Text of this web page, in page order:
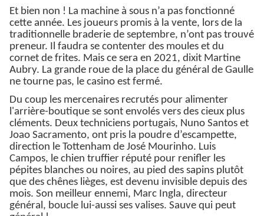
Et bien non ! La machine à sous n’a pas fonctionné
cette année. Les joueurs promis à la vente, lors de la
traditionnelle braderie de septembre, n’ont pas trouvé
preneur. Il faudra se contenter des moules et du
cornet de frites. Mais ce sera en 2021, dixit Martine
Aubry. La grande roue de la place du général de Gaulle
ne tourne pas, le casino est fermé.
Du coup les mercenaires recrutés pour alimenter
l'arrière-boutique se sont envolés vers des cieux plus
cléments. Deux techniciens portugais, Nuno Santos et
Joao Sacramento, ont pris la poudre d’escampette,
direction le Tottenham de José Mourinho. Luis
Campos, le chien truffier réputé pour renifler les
pépites blanches ou noires, au pied des sapins plutôt
que des chênes lièges, est devenu invisible depuis des
mois. Son meilleur ennemi, Marc Ingla, directeur
général, boucle lui-aussi ses valises. Sauve qui peut